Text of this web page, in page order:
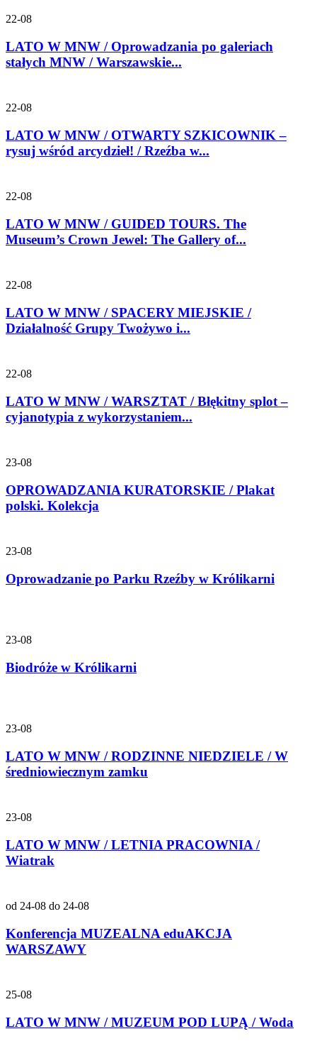
22-08
LATO W MNW / Oprowadzania po galeriach
stałych MNW / Warszawskie...
22-08
LATO W MNW / OTWARTY SZKICOWNIK –
rysuj wśród arcydzieł! / Rzeźba w...
22-08
LATO W MNW / GUIDED TOURS. The
Museum’s Crown Jewel: The Gallery of...
22-08
LATO W MNW / SPACERY MIEJSKIE /
Działalność Grupy Twożywo i...
22-08
LATO W MNW / WARSZTAT / Błękitny splot –
cyjanotypia z wykorzystaniem...
23-08
OPROWADZANIA KURATORSKIE / Plakat
polski. Kolekcja
23-08
Oprowadzanie po Parku Rzeźby w Królikarni
23-08
Biodróże w Królikarni
23-08
LATO W MNW / RODZINNE NIEDZIELE / W
średniowiecznym zamku
23-08
LATO W MNW / LETNIA PRACOWNIA /
Wiatrak
od 24-08 do 24-08
Konferencja MUZEALNA eduAKCJA
WARSZAWY
25-08
LATO W MNW / MUZEUM POD LUPĄ / Woda